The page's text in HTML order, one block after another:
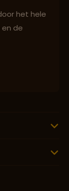
het hele
en de